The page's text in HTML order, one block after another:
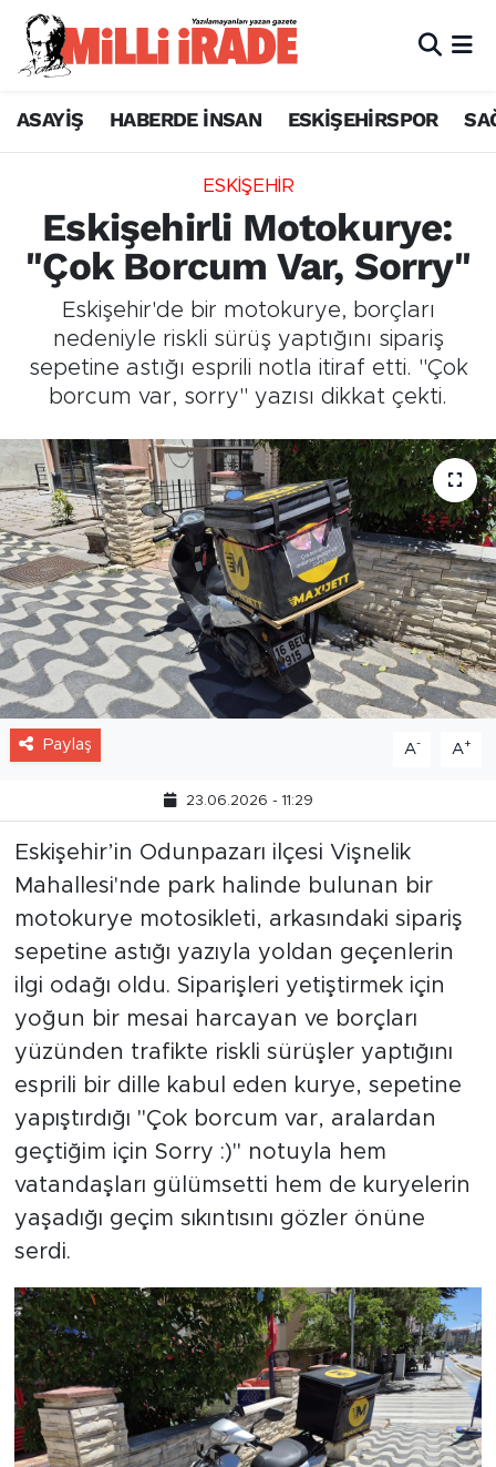
ASAYİŞ HABERDE İNSAN ESKİŞEHİRSPOR
ESKİŞEHİR
Eskişehirli Motokurye:
"Çok Borcum Var, Sorry"
Eskişehir'de bir motokurye, borçları
nedeniyle riskli sürüş yaptığını sipariş
sepetine astığı esprili notla itiraf etti. "Çok
borcum var, sorry" yazısı dikkat çekti.
Paylaş A- A+
23.06.2026 - 11:29
Eskişehir’in Odunpazarı ilçesi Vişnelik
Mahallesi'nde park halinde bulunan bir
motokurye motosikleti, arkasındaki sipariş
sepetine astığı yazıyla yoldan geçenlerin
ilgi odağı oldu. Siparişleri yetiştirmek için
yoğun bir mesai harcayan ve borçları
yüzünden trafikte riskli sürüşler yaptığını
esprili bir dille kabul eden kurye, sepetine
yapıştırdığı "Çok borcum var, aralardan
geçtiğim için Sorry :)" notuyla hem
vatandaşları gülümsetti hem de kuryelerin
yaşadığı geçim sıkıntısını gözler önüne
serdi.